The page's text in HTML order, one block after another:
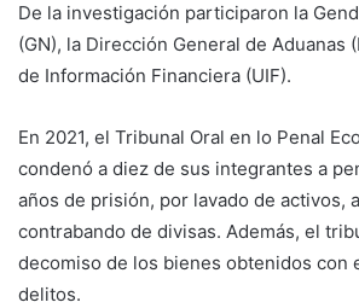
De la investigación participaron la
(GN), la Dirección General de Aduanas
de Información Financiera (UIF).
En 2021, el Tribunal Oral en lo Penal
condenó a diez de sus integrantes a
años de prisión, por lavado de activos,
contrabando de divisas. Además, el
decomiso de los bienes obtenidos con
delitos.